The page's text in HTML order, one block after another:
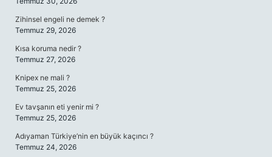
Zihinsel engeli ne demek ?
Temmuz 29, 2026
Kısa koruma nedir ?
Temmuz 27, 2026
Knipex ne mali ?
Temmuz 25, 2026
Ev tavşanın eti yenir mi ?
Temmuz 25, 2026
Adıyaman Türkiye’nin en büyük kaçıncı ?
Temmuz 24, 2026